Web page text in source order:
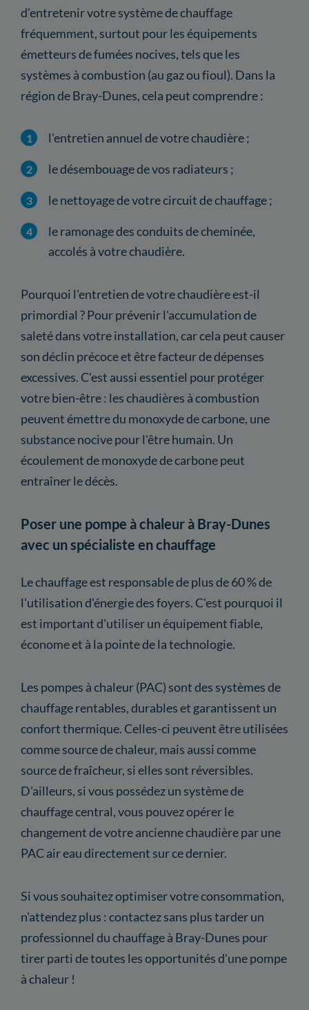
d'entretenir votre système de chauffage
fréquemment, surtout pour les équipements
émetteurs de fumées nocives, tels que les
systèmes à combustion (au gaz ou fioul). Dans la
région de Bray-Dunes, cela peut comprendre :
l'entretien annuel de votre chaudière ;
le désembouage de vos radiateurs ;
le nettoyage de votre circuit de chauffage ;
le ramonage des conduits de cheminée,
accolés à votre chaudière.
Pourquoi l'entretien de votre chaudière est-il
primordial ? Pour prévenir l'accumulation de
saleté dans votre installation, car cela peut causer
son déclin précoce et être facteur de dépenses
excessives. C'est aussi essentiel pour protéger
votre bien-être : les chaudières à combustion
peuvent émettre du monoxyde de carbone, une
substance nocive pour l'être humain. Un
écoulement de monoxyde de carbone peut
entraîner le décès.
Poser une pompe à chaleur à Bray-Dunes
avec un spécialiste en chauffage
Le chauffage est responsable de plus de 60 % de
l'utilisation d'énergie des foyers. C'est pourquoi il
est important d'utiliser un équipement fiable,
économe et à la pointe de la technologie.
Les pompes à chaleur (PAC) sont des systèmes de
chauffage rentables, durables et garantissent un
confort thermique. Celles-ci peuvent être utilisées
comme source de chaleur, mais aussi comme
source de fraîcheur, si elles sont réversibles.
D'ailleurs, si vous possédez un système de
chauffage central, vous pouvez opérer le
changement de votre ancienne chaudière par une
PAC air eau directement sur ce dernier.
Si vous souhaitez optimiser votre consommation,
n'attendez plus : contactez sans plus tarder un
professionnel du chauffage à Bray-Dunes pour
tirer parti de toutes les opportunités d'une pompe
à chaleur !